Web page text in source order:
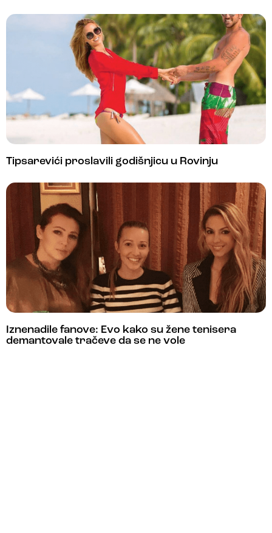
Tipsarevići proslavili godišnjicu u Rovinju
Iznenadile fanove: Evo kako su žene tenisera
demantovale tračeve da se ne vole